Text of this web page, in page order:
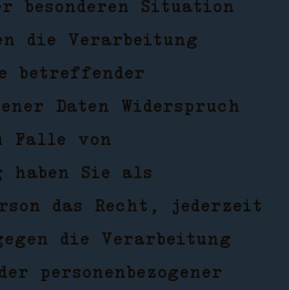
besonderen Situation
die Verarbeitung
betreffender
Daten Widerspruch
Falle von
haben Sie als
das Recht, jederzeit
die Verarbeitung
personenbezogener